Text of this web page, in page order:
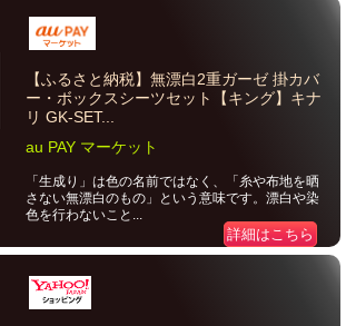
【ふるさと納税】無漂白2重ガーゼ 掛カバ
ー・ボックスシーツセット【キング】キナ
リ GK-SET...
au PAY マーケット
「生成り」は色の名前ではなく、「糸や布地を晒
さない無漂白のもの」という意味です。漂白や染
色を行わないこと...
詳細はこちら